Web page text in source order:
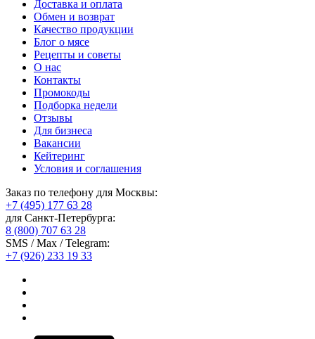
Доставка и оплата
Обмен и возврат
Качество продукции
Блог о мясе
Рецепты и советы
О нас
Контакты
Промокоды
Подборка недели
Отзывы
Для бизнеса
Вакансии
Кейтеринг
Условия и соглашения
Заказ по телефону для Москвы:
+7 (495) 177 63 28
для Санкт-Петербурга:
8 (800) 707 63 28
SMS / Max / Telegram:
+7 (926) 233 19 33